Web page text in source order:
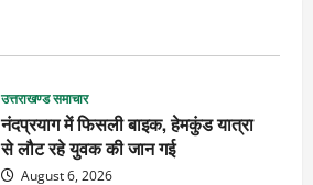
उत्तराखण्ड समाचार
नंदप्रयाग में फिसली बाइक, हेमकुंड यात्रा
से लौट रहे युवक की जान गई
August 6, 2026